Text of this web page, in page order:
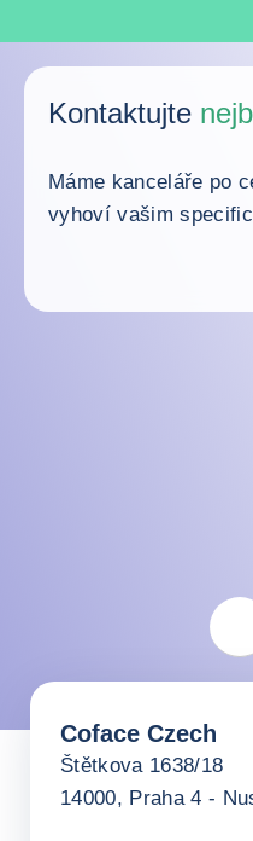
Return before the map
Kontaktujte
Máme kanceláře po
vyhoví vašim
Coface Czech
Štětkova 1638/18
14000, Praha 4 -